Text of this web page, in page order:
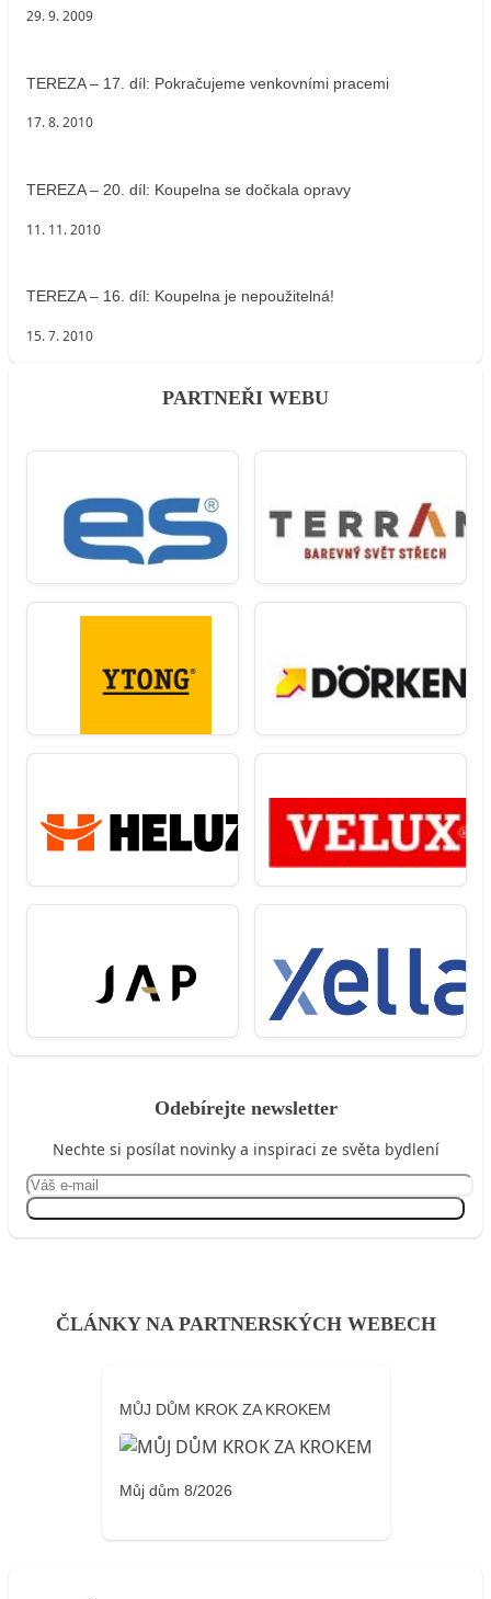
29. 9. 2009
TEREZA – 17. díl: Pokračujeme venkovními pracemi
17. 8. 2010
TEREZA – 20. díl: Koupelna se dočkala opravy
11. 11. 2010
TEREZA – 16. díl: Koupelna je nepoužitelná!
15. 7. 2010
PARTNEŘI WEBU
Odebírejte newsletter
Nechte si posílat novinky a inspiraci ze světa bydlení
ČLÁNKY NA PARTNERSKÝCH WEBECH
MŮJ DŮM KROK ZA KROKEM
Můj dům 8/2026